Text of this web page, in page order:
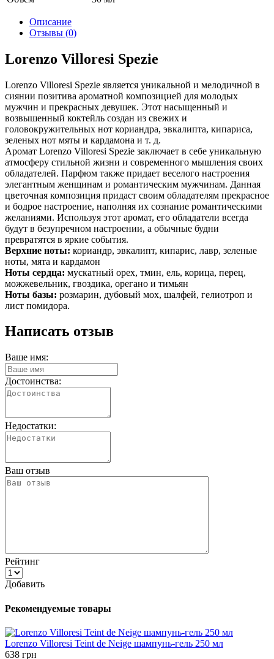
Описание
Отзывы (0)
Lorenzo Villoresi Spezie
Lorenzo Villoresi Spezie является уникальной и мелодичной в
сиянии позитива ароматной композицией для молодых
мужчин и прекрасных девушек. Этот насыщенный и
возвышенный коктейль создан из свежих и
головокружительных нот кориандра, эвкалипта, кипариса,
зеленых нот мяты и кардамона и т. д.
Аромат Lorenzo Villoresi Spezie заключает в себе уникальную
атмосферу стильной жизни и современного мышления своих
обладателей. Парфюм также придает веселого настроения
элегантным женщинам и романтическим мужчинам. Данная
цветочная композиция придаст своим обладателям прекрасное
и бодрое настроение, наполняя их сознание романтическими
желаниями. Используя этот аромат, его обладатели всегда
будут в безупречном настроении, а обычные будни
превратятся в яркие события.
Верхние ноты: кориандр, эвкалипт, кипарис, лавр, зеленые
ноты, мята и кардамон
Ноты сердца: мускатный орех, тмин, ель, корица, перец,
можжевельник, гвоздика, орегано и тимьян
Ноты базы: розмарин, дубовый мох, шалфей, гелиотроп и
лист помидора.
Написать отзыв
Ваше имя:
Достоинства:
Недостатки:
Ваш отзыв
Рейтинг
Добавить
Рекомендуемые товары
Lorenzo Villoresi Teint de Neige шампунь-гель 250 мл
638 грн